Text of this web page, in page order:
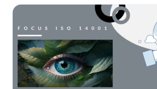
DU
SENS
DÉMARCHES
QSE
ET
RSE
À
L’AUBE